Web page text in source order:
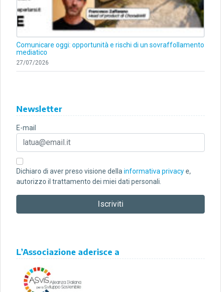
Comunicare oggi: opportunità e rischi di un sovraffollamento
mediatico
27/07/2026
Newsletter
E-mail
Dichiaro di aver preso visione della informativa privacye,
autorizzo il trattamento dei miei dati personali.
L’Associazione aderisce a